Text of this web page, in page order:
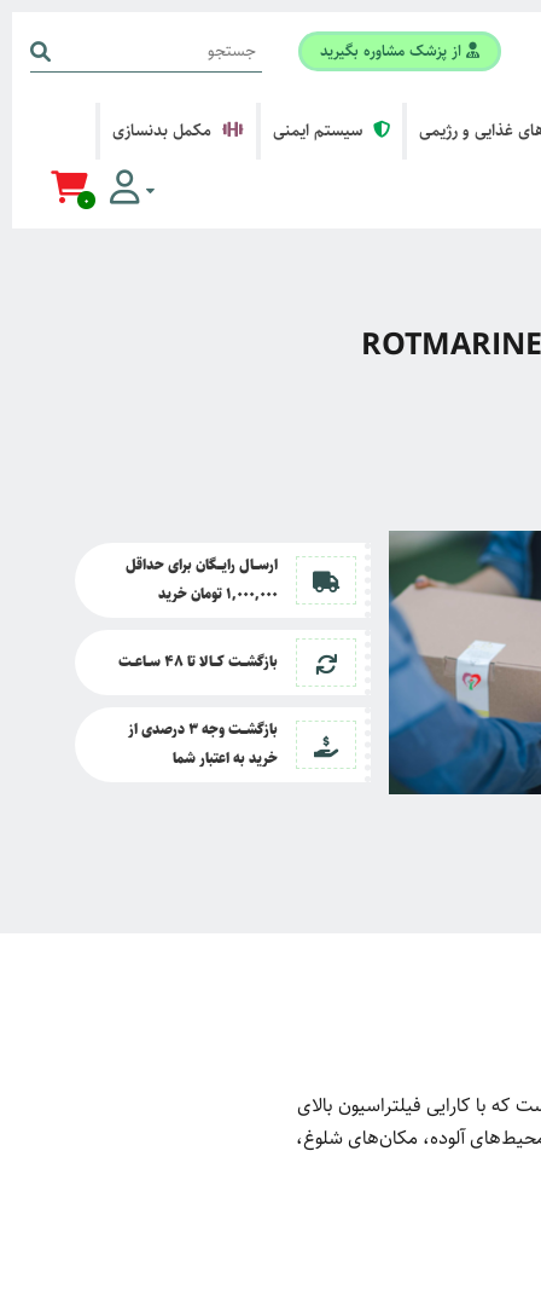
از پزشک مشاوره بگیرید
0
غذایی و رژیمی سیستم ایمنی مکمل بدنسازی
ارســــال رایــــگان برای حداقل
1,000,000 تومان خرید
بازگشــــت کــــالا تا48 ســـاعـــت
بازگشــــت وجه 3 درصدی از
خرید به اعتبار شما
که با کارایی فیلتراسیون بالای
محیط‌های آلوده، مکان‌های شلوغ،